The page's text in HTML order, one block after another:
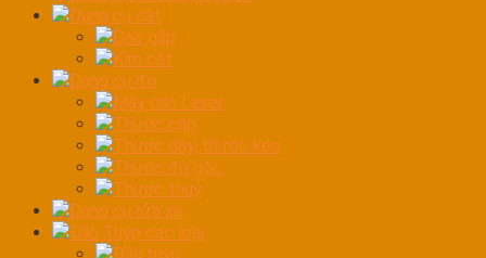
Dụng cụ cắt
Dao gấp
Kìm cắt
Dụng cụ đo
Máy cân Laser
Thước cặp
Thước dây, thước kéo
Thước đo góc
Thước thuỷ
Dụng cụ rửa xe
Đầu Tuýp các loại